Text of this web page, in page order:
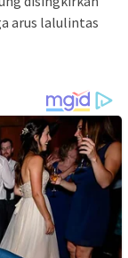
arus lalulintas